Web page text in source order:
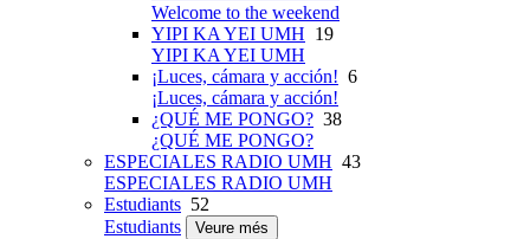
Welcome to the weekend
YIPI KA YEI UMH 19
YIPI KA YEI UMH
¡Luces, cámara y acción! 6
¡Luces, cámara y acción!
¿QUÉ ME PONGO? 38
¿QUÉ ME PONGO?
ESPECIALES RADIO UMH 43
ESPECIALES RADIO UMH
Estudiants 52
Estudiants
Veure més